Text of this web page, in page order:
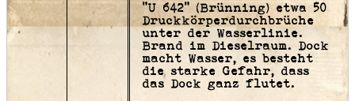
"U 642" (Brünning) etwa 50
Druckkörperdurchbrüche
unter der Wasserlinie.
Brand im Dieselraum. Dock
macht Wasser, es besteht
die starke Gefahr, dass
das Dock ganz flutet.